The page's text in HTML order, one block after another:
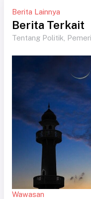
Berita Lainnya
Berita Terkait
Tentang Politik,
Wawasan